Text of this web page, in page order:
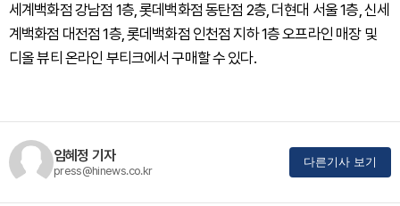
세계백화점 강남점 1층, 롯데백화점 동탄점 2층, 더현대 서울 1층, 신세
계백화점 대전점 1층, 롯데백화점 인천점 지하 1층 오프라인 매장 및
디올 뷰티 온라인 부티크에서 구매할 수 있다.
임혜정 기자
press@hinews.co.kr
다른기사 보기